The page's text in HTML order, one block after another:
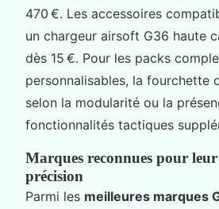
470 €. Les accessoires
un chargeur airsoft G36 haute
dès 15 €. Pour les packs
personnalisables, la fourchette
selon la modularité ou la
fonctionnalités tactiques
Marques reconnues pour
précision
Parmi les meilleures marques